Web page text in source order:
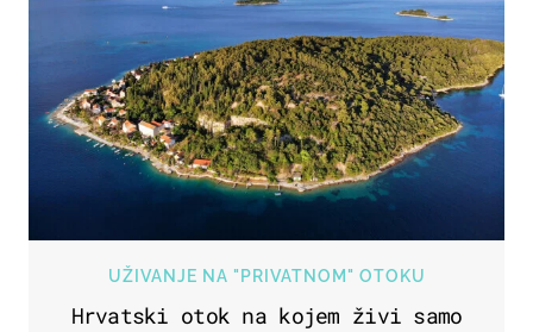
UŽIVANJE NA "PRIVATNOM" OTOKU
Hrvatski otok na kojem živi samo